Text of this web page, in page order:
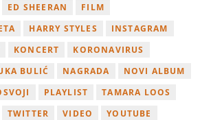
ED SHEERAN
FILM
HARRY STYLES
INSTAGRAM
KONCERT
KORONAVIRUS
BULIĆ NAGRADA
NOVI ALBUM
PLAYLIST
TAMARA LOOS
TWITTER VIDEO
YOUTUBE